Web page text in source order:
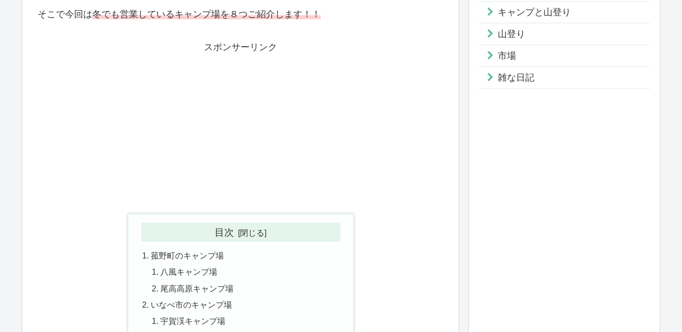
そこで今回は冬でも営業しているキャンプ場を８つご紹介します！！
スポンサーリンク
目次
菰野町のキャンプ場
八風キャンプ場
尾高高原キャンプ場
いなべ市のキャンプ場
宇賀渓キャンプ場
キャンプと山登り
山登り
市場
雑な日記